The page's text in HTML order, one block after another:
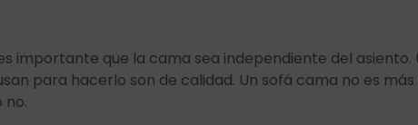
importante que la cama sea independiente del
para hacerlo son de calidad. Un sofá cama no es
no.